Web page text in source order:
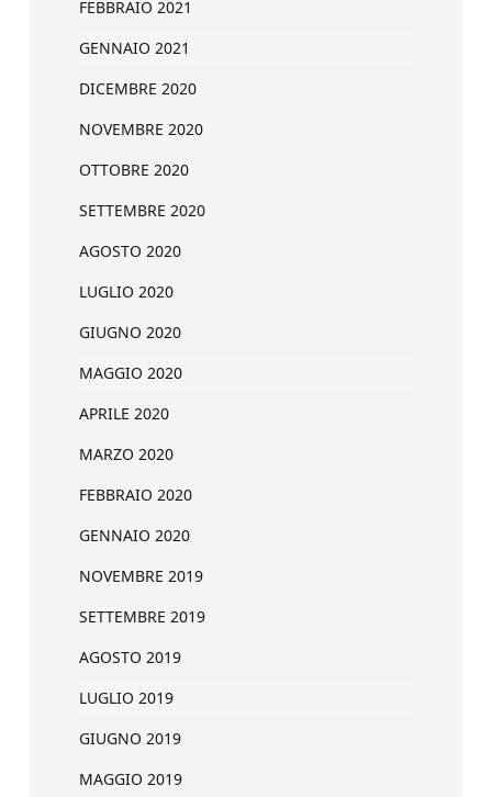
FEBBRAIO 2021
GENNAIO 2021
DICEMBRE 2020
NOVEMBRE 2020
OTTOBRE 2020
SETTEMBRE 2020
AGOSTO 2020
LUGLIO 2020
GIUGNO 2020
MAGGIO 2020
APRILE 2020
MARZO 2020
FEBBRAIO 2020
GENNAIO 2020
NOVEMBRE 2019
SETTEMBRE 2019
AGOSTO 2019
LUGLIO 2019
GIUGNO 2019
MAGGIO 2019